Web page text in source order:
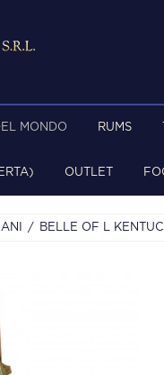
MONDO RUMS
OUTLET
BELLE OF L